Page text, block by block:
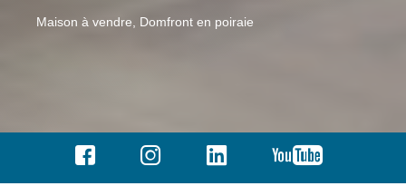
Maison à vendre, Domfront en poiraie